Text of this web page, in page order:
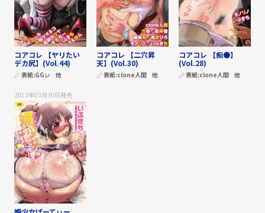
コアコレ 【ヤリたい
デカ尻】(Vol.44)
表紙:GGぃ 他
コアコレ 【二穴昇
天】(Vol.30)
表紙:clone人間 他
コアコレ 【痴●】
(Vol.28)
表紙:clone人間 他
2013年03月30日発売